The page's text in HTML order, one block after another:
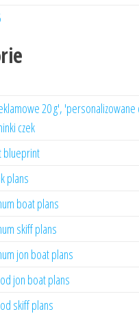
20 g', 'personalizowane
czek
blueprint
plans
boat plans
skiff plans
jon boat plans
jon boat plans
skiff plans